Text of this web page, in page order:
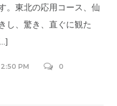
。東北の応用コース、仙
し、驚き、直ぐに観た
PM 0